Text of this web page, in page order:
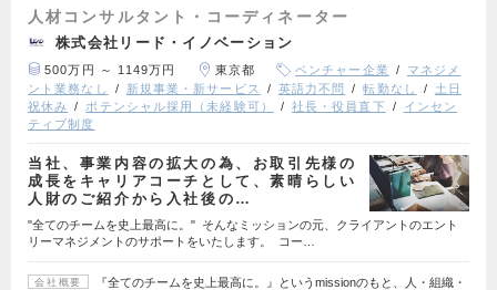
人材コンサルタント・コーディネーター
株式会社リード・イノベーション
500万円 ～ 1149万円 東京都 ベンチャー企業
マネジメ
ント業務なし
新規事業・新サービス 英語力不問 転勤なし
土日
祝休み
ポテンシャル採用（未経験可） 社長・役員直下
インセン
ティブ制度
当社、事業内容の拡大の為、お取引先様の
成長をキャリアコーチとして、素晴らしい
人財のご紹介から入社後の…
"全てのチームを史上最高に。" そんなミッションの元、クライアントのエント
リーマネジメントのサポートをいたします。 コー…
会社概要
『全てのチームを史上最高に。』というmissionのもと、人・組織・